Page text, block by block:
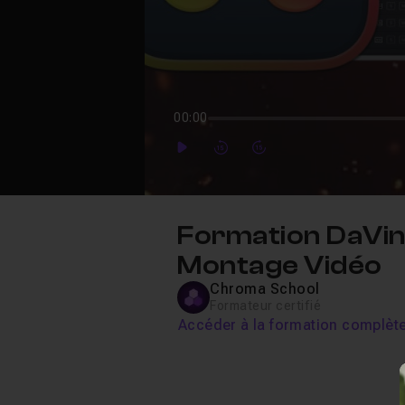
00:00
PlayForwardForward
Formation
Montage Vidéo
Chroma School
Accéder à la formation